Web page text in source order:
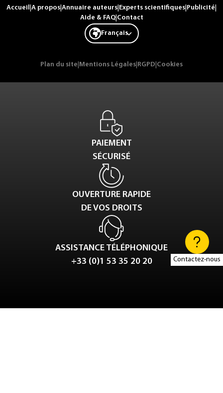
Contactez-nous
Accueil A propos Annuaire auteurs Experts scientifiques Publicité
Aide & FAQ| Contact
Français
Plan du site Mentions Légales RGPD Cookies
PAIEMENT
SÉCURISÉ
OUVERTURE RAPIDE
DE VOS DROITS
ASSISTANCE TÉLÉPHONIQUE
+33 (0)1 53 35 20 20